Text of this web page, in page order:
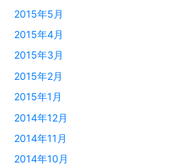
2015年5月
2015年4月
2015年3月
2015年2月
2015年1月
2014年12月
2014年11月
2014年10月